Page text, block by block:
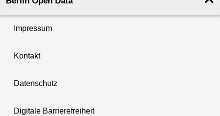
Impressum
Kontakt
Datenschutz
Digitale Barrierefreiheit